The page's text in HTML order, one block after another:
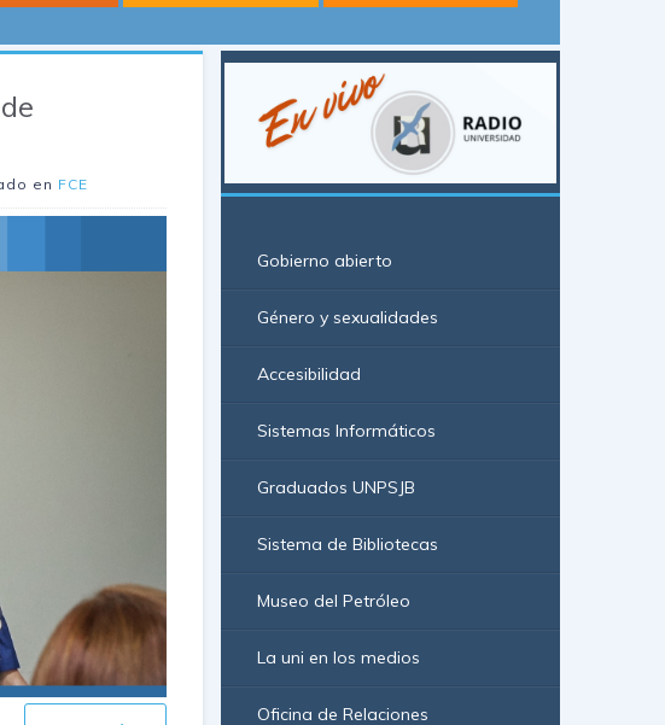
en FCE
Gobierno abierto
Género y sexualidades
Accesibilidad
Sistemas Informáticos
Graduados UNPSJB
Sistema de Bibliotecas
Museo del Petróleo
La uni en los medios
Oficina de Relaciones